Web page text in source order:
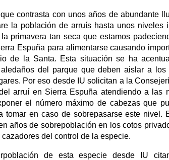
contrasta con unos años de abundante
la población de arruís hasta unos niveles
primavera tan seca que estamos
Espuña para alimentarse causando
de la Santa. Esta situación se ha
del parque que deben aislar a
Por eso desde IU solicitan a la
arruí en Sierra Espuña atendiendo a las
el número máximo de cabezas que
en caso de sobrepasarse este nivel.
años de sobrepoblación en los cotos
del control de la especie.
de esta especie desde IU